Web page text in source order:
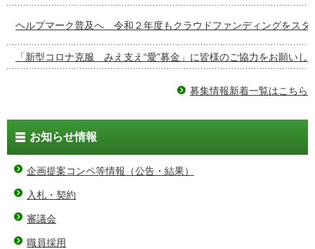
ヘルプマーク普及へ 令和２年度もクラウドファンディングをスタ
「新型コロナ克服 みえ支え“愛”募金」に皆様のご協力をお願いし
募集情報新着一覧はこちら
お知らせ情報
企画提案コンペ等情報（公告・結果）
入札・契約
審議会
職員採用